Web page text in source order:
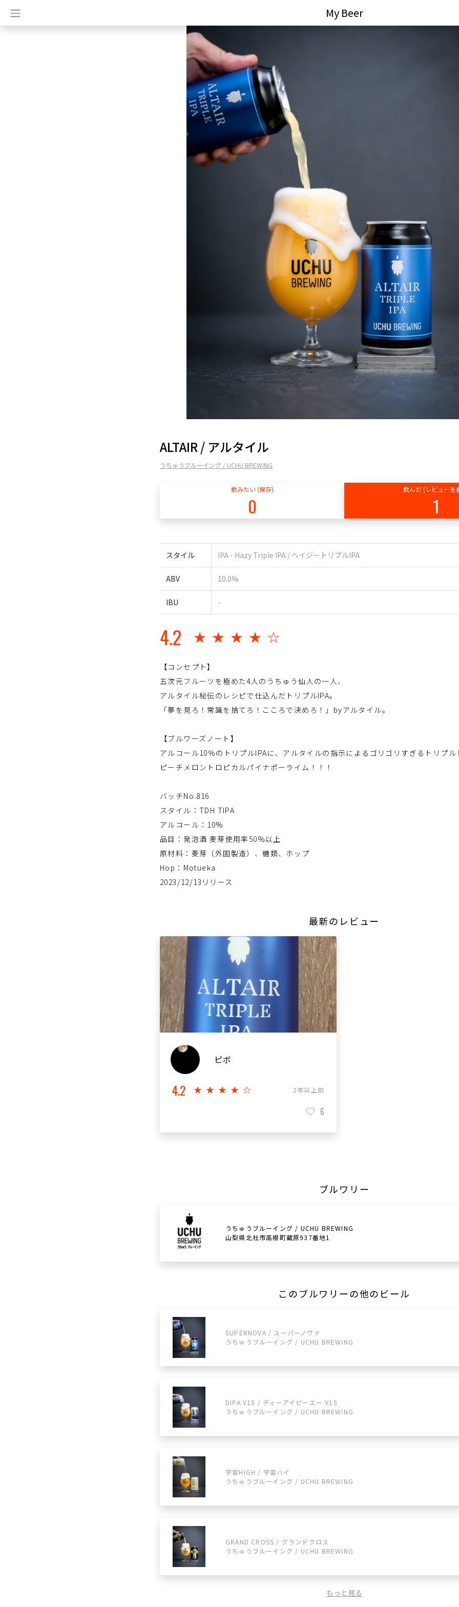
My Beer
ALTAIR / アルタイル
うちゅうブルーイング / UCHU BREWING
飲みたい (保存)
0
飲んだ (レビューを
1
スタイル IPA - Hazy Triple IPA / ヘイジートリプルIPA
ABV 10.0%
IBU -
4.2 ★★★★☆
【コンセプト】
五次元フルーツを極めた4人のうちゅう仙人の一人、
アルタイル秘伝のレシピで仕込んだトリプルIPA。
「夢を見ろ！常識を捨てろ！こころで決めろ！」byアルタイル。
【ブルワーズノート】
アルコール10％のトリプルIPAに、アルタイルの指示によるゴリゴリすぎるトリプ
ピーチメロントロピカルパイナポーライム！！！
バッチNo.816
スタイル：TDH TIPA
アルコール：10%
品目：発泡酒 麦芽使用率50%以上
原材料：麦芽（外国製造）、糖類、ホップ
Hop：Motueka
2023/12/13リリース
最新のレビュー
ピボ
4.2 ★★★★☆ 2年以上前
6
ブルワリー
うちゅうブルーイング / UCHU BREWING
山梨県北杜市高根町蔵原937番地1
このブルワリーの他のビール
SUPERNOVA / スーパーノヴァ
うちゅうブルーイング / UCHU BREWING
DIPA V15 / ディーアイピーエー V15
うちゅうブルーイング / UCHU BREWING
宇宙HIGH / 宇宙ハイ
うちゅうブルーイング / UCHU BREWING
GRAND CROSS / グランドクロス
うちゅうブルーイング / UCHU BREWING
もっと見る